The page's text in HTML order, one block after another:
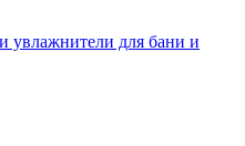
увлажнители для бани и